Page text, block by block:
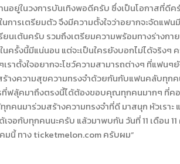
นอยู่ในวงการบันเทิงพอดีครับ ซึ่งเป็นโอกาสที่ดี
นการเตรียมตัว จึงมีความตั้งใจว่าอยากจะจัดแฟ
ยนเต้นครับ รวมถึงเตรียมความพร้อมทางร่างก
ครั้งนี้มีแน่นอน แต่จะเป็นใครยังบอกไม่ได้จริงๆ
ราตั้งใจอยากจะโชว์ความสามารถต่างๆ ที่แฟนๆ
ร้างความสุขความทรงจำด้วยกันกับแฟนคลับทุกค
ฟลุ้คมาถึงตรงนี้ได้ต้องขอบคุณทุกคนมากๆ ที่ค
กคนมาร่วมสร้างความทรงจำที่ดี มาสนุก หัวเรา
เจอกับทุกคนนะครับ แล้วมาพบกัน วันที่11 เดือน11
มนี้ ทางticketmelon.comครับผม”